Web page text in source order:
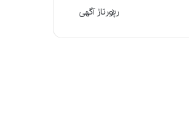
رپورتاژ آگهی